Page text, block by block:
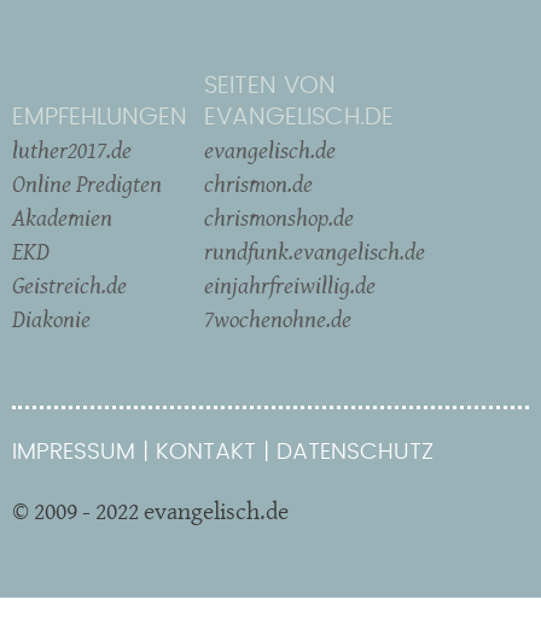
EMPFEHLUNGEN
luther2017.de
Online Predigten
Akademien
EKD
Geistreich.de
Diakonie
SEITEN VON
EVANGELISCH.DE
evangelisch.de
chrismon.de
chrismonshop.de
rundfunk.evangelisch.de
einjahrfreiwillig.de
7wochenohne.de
IMPRESSUM KONTAKT DATENSCHUTZ
© 2009 - 2022 evangelisch.de